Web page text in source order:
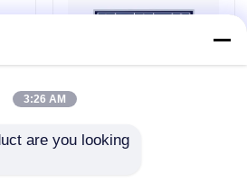
/
3:26 AM
are you looking